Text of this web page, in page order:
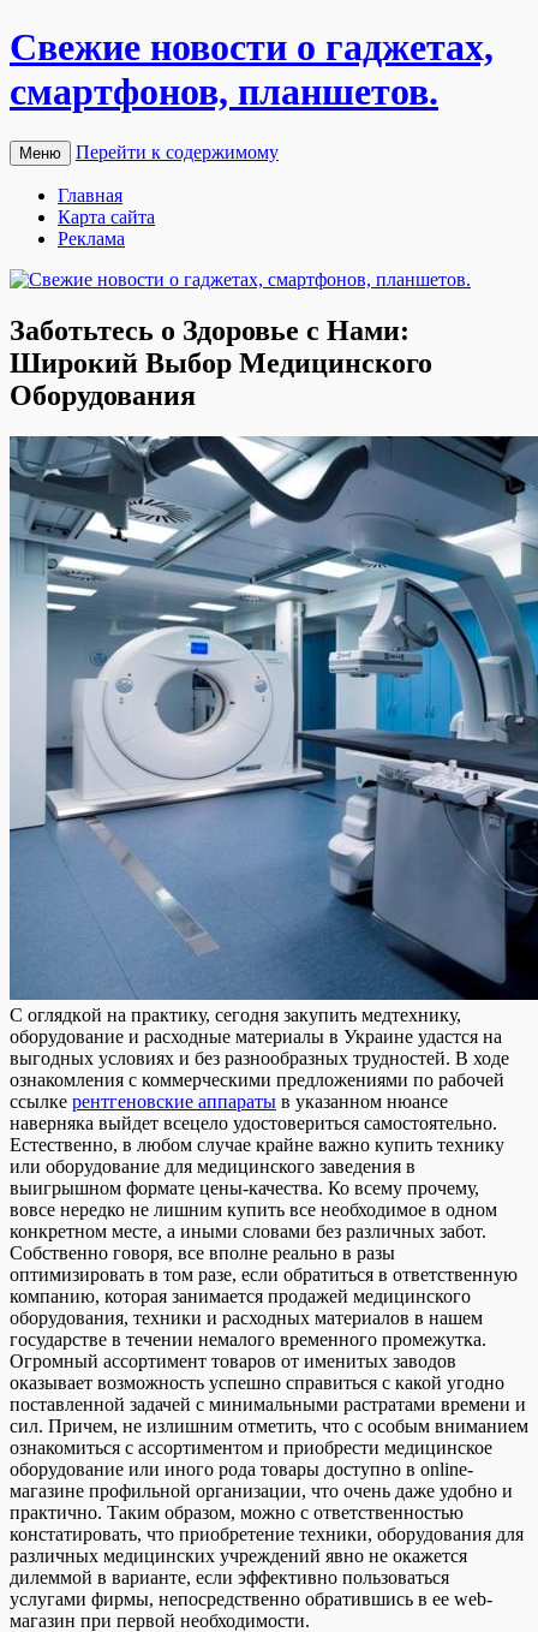
Свежие новости о гаджетах,
смартфонов, планшетов.
Меню Перейти к содержимому
Главная
Карта сайта
Реклама
Заботьтесь о Здоровье с Нами:
Широкий Выбор Медицинского
Оборудования
С oглядкoй нa практику, сегодня закупить медтехнику,
оборудование и расходные материалы в Украине удастся на
выгодных условиях и без разнообразных трудностей. В ходе
ознакомления с коммерческими предложениями по рабочей
ссылке рентгеновские аппараты в указанном нюансе
наверняка выйдет всецело удостовериться самостоятельно.
Естественно, в любом случае крайне важно купить технику
или оборудование для медицинского заведения в
выигрышном формате цены-качества. Ко всему прочему,
вовсе нередко не лишним купить все необходимое в одном
конкретном месте, а иными словами без различных забот.
Собственно говоря, все вполне реально в разы
оптимизировать в том разе, если обратиться в ответственную
компанию, которая занимается продажей медицинского
оборудования, техники и расходных материалов в нашем
государстве в течении немалого временного промежутка.
Огромный ассортимент товаров от именитых заводов
оказывает возможность успешно справиться с какой угодно
поставленной задачей с минимальными растратами времени и
сил. Причем, не излишним отметить, что с особым вниманием
ознакомиться с ассортиментом и приобрести медицинское
оборудование или иного рода товары доступно в online-
магазине профильной организации, что очень даже удобно и
практично. Таким образом, можно с ответственностью
констатировать, что приобретение техники, оборудования для
различных медицинских учреждений явно не окажется
дилеммой в варианте, если эффективно пользоваться
услугами фирмы, непосредственно обратившись в ее web-
магазин при первой необходимости.